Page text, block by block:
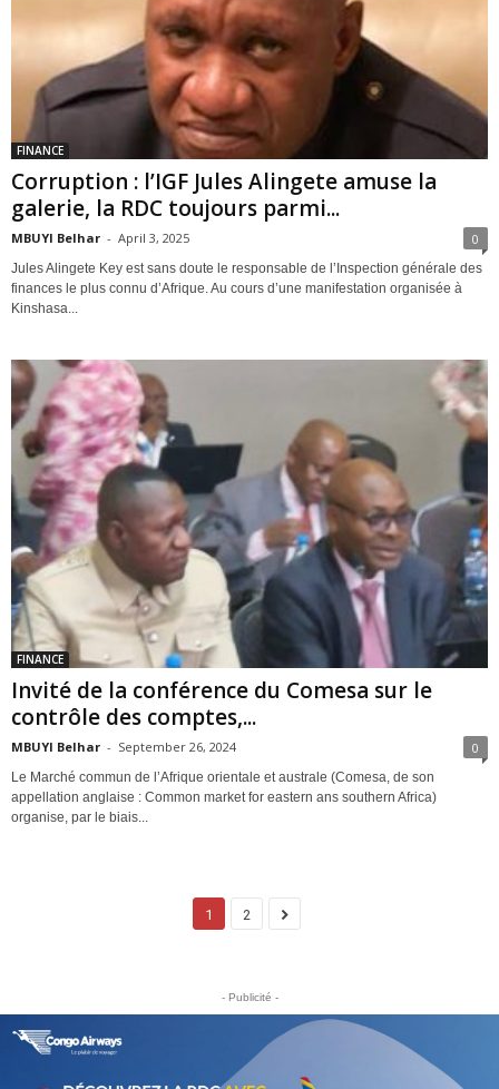
FINANCE
Corruption : l’IGF Jules Alingete amuse la
galerie, la RDC toujours parmi...
MBUYI Belhar - April 3, 2025 0
Jules Alingete Key est sans doute le responsable de l’Inspection générale des
finances le plus connu d’Afrique. Au cours d’une manifestation organisée à
Kinshasa...
FINANCE
Invité de la conférence du Comesa sur le
contrôle des comptes,...
MBUYI Belhar - September 26, 2024 0
Le Marché commun de l’Afrique orientale et australe (Comesa, de son
appellation anglaise : Common market for eastern ans southern Africa)
organise, par le biais...
1 2
- Publicité -